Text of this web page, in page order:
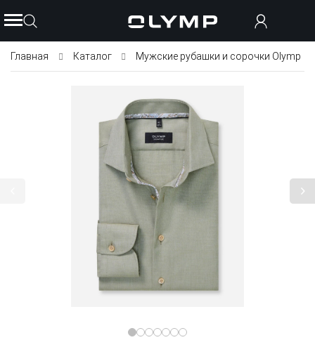
Главная Каталог Мужские рубашки и сорочки Olymp